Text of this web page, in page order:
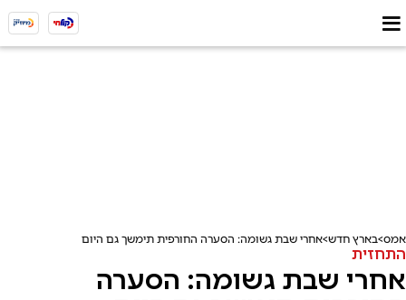
אמס בארץ חדש אחרי שבת גשומה: הסערה החורפית תימשך גם היום
התחזית
אחרי שבת גשומה: הסערה